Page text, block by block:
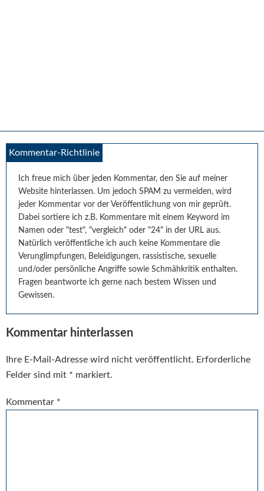
Leser-
Kommentar-Richtlinie
Ich freue mich über jeden Kommentar, den Sie auf meiner
Website hinterlassen. Um jedoch SPAM zu vermeiden, wird
jeder Kommentar vor der Veröffentlichung von mir geprüft.
Dabei sortiere ich z.B. Kommentare mit einem Keyword im
Namen oder "test", "vergleich" oder "24" in der URL aus.
Natürlich veröffentliche ich auch keine Kommentare die
Verunglimpfungen, Beleidigungen, rassistische, sexuelle
und/oder persönliche Angriffe sowie Schmähkritik enthalten.
Fragen beantworte ich gerne nach bestem Wissen und
Gewissen.
Kommentar hinterlassen
Ihre E-Mail-Adresse wird nicht veröffentlicht. Erforderliche
Felder sind mit * markiert.
Kommentar *